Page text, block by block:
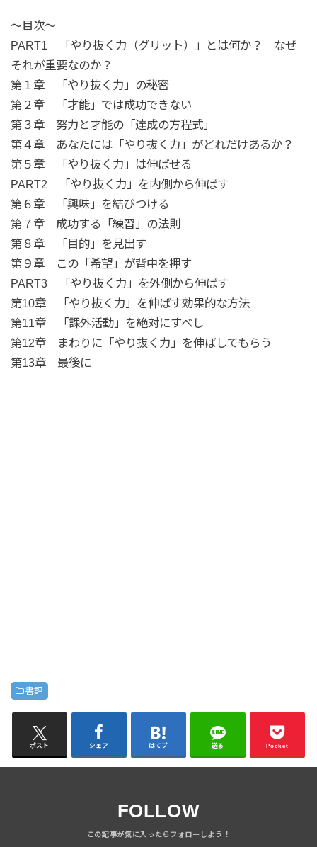
〜目次〜
PART1 「やり抜く力（グリット）」とは何か？ なぜ
それが重要なのか？
第１章 「やり抜く力」の秘密
第２章 「才能」では成功できない
第３章 努力と才能の「達成の方程式」
第４章 あなたには「やり抜く力」がどれだけあるか？
第５章 「やり抜く力」は伸ばせる
PART2 「やり抜く力」を内側から伸ばす
第６章 「興味」を結びつける
第７章 成功する「練習」の法則
第８章 「目的」を見出す
第９章 この「希望」が背中を押す
PART3 「やり抜く力」を外側から伸ばす
第10章 「やり抜く力」を伸ばす効果的な方法
第11章 「課外活動」を絶対にすべし
第12章 まわりに「やり抜く力」を伸ばしてもらう
第13章 最後に
書評
ポスト シェア はてブ 送る Pocket
FOLLOW